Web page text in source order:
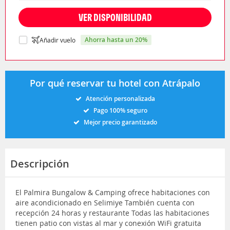
VER DISPONIBILIDAD
Añadir vuelo ahorra hasta un 20%
Por qué reservar tu hotel con Atrápalo
Atención personalizada
Pago 100% seguro
Mejor precio garantizado
Descripción
El Palmira Bungalow & Camping ofrece habitaciones con
aire acondicionado en Selimiye También cuenta con
recepción 24 horas y restaurante Todas las habitaciones
tienen patio con vistas al mar y conexión WiFi gratuita